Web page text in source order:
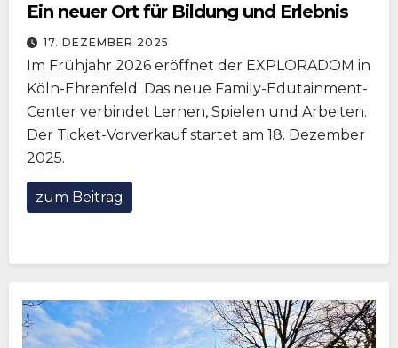
Ein neuer Ort für Bildung und Erlebnis
17. DEZEMBER 2025
Im Frühjahr 2026 eröffnet der EXPLORADOM in
Köln-Ehrenfeld. Das neue Family-Edutainment-
Center verbindet Lernen, Spielen und Arbeiten.
Der Ticket-Vorverkauf startet am 18. Dezember
2025.
zum Beitrag